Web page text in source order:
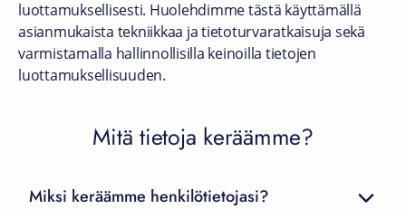
luottamuksellisesti. Huolehdimme tästä käyttämällä
asianmukaista tekniikkaa ja tietoturvaratkaisuja sekä
varmistamalla hallinnollisilla keinoilla tietojen
luottamuksellisuuden.
Mitä tietoja keräämme?
Miksi keräämme henkilötietojasi?